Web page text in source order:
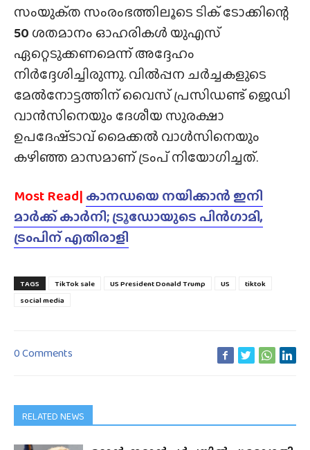
സംയുക്‌ത സംരംഭത്തിലൂടെ ടിക് ടോക്കിന്റെ
50 ശതമാനം ഓഹരികൾ യുഎസ്
ഏറ്റെടുക്കണമെന്ന് അദ്ദേഹം
നിർദ്ദേശിച്ചിരുന്നു. വിൽപ്പന ചർച്ചകളുടെ
മേൽനോട്ടത്തിന് വൈസ് പ്രസിഡണ്ട് ജെഡി
വാൻസിനെയും ദേശീയ സുരക്ഷാ
ഉപദേഷ്‌ടാവ്‌ മൈക്കൽ വാൾസിനെയും
കഴിഞ്ഞ മാസമാണ് ട്രംപ് നിയോഗിച്ചത്.
Most Read| കാനഡയെ നയിക്കാൻ ഇനി
മാർക്ക് കാർനി; ട്രൂഡോയുടെ പിൻഗാമി,
ട്രംപിന് എതിരാളി
TAGS TikTok sale US President Donald Trump US
tiktok
social media
0 Comments
RELATED NEWS